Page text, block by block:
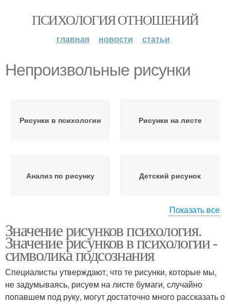
ПСИХОЛОГИЯ ОТНОШЕНИЙ
главная новости статьи
Непроизвольные рисунки
Рисунки в психологии Рисунки на листе
Анализ по рисунку Детский рисунок
Детские рисунки
Показать все
Значение рисунков психология.
Значение рисунков в психологии -
символика подсознания
Специалисты утверждают, что те рисунки, которые мы,
не задумываясь, рисуем на листе бумаги, случайно
попавшем под руку, могут достаточно много рассказать о